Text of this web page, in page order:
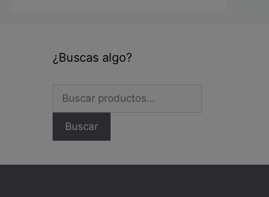
¿Buscas algo?
Buscar
Buscar